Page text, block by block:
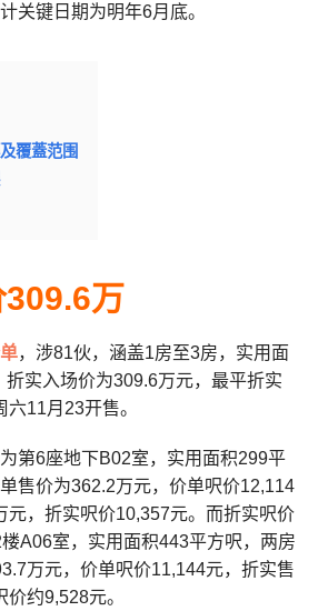
关键日期为明年6月底。
覆蓋范围
万
，涉81伙，涵盖1房至3房，实用面
实入场价为309.6万元，最平折实
11月23开售。
第6座地下B02室，实用面积299平
售价为362.2万元，价单呎价12,114
元，折实呎价10,357元。而折实呎价
A06室，实用面积443平方呎，两房
万元，价单呎价11,144元，折实售
约9,528元。